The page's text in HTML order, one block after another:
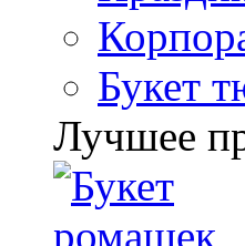
Букет
Лучшее